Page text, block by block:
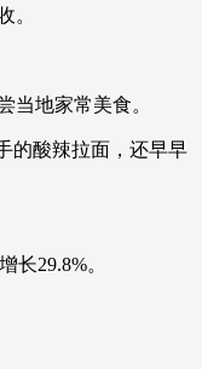
。
地家常美食。
的酸辣拉面，还早早
29.8%。